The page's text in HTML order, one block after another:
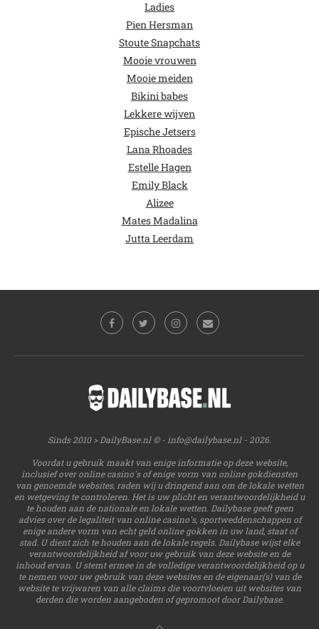
Ladies
Pien Hersman
Stoute Snapchats
Mooie vrouwen
Mooie meiden
Bikini babes
Lekkere wijven
Epische Jetsers
Lana Rhoades
Estelle Hagen
Emily Black
Alizee
Mates Madalina
Jutta Leerdam
Sinds 2010 > DailyBase.nl © - info@dailybase.nl- 2026.
Voordat u gebruik maakt van enige informatie op deze website,
inclusief over online casino's of enige vorm van online gokdiensten
van genoemde websites, raden wij u dringend aan om de lokale wetten
en wetgeving te controleren. Het is uw plicht en verantwoordelijkheid u
te houden aan de nationale en lokale wetten. Dailybase geeft geen
advies over de legaliteit van online casino's, sportweddenschappen of
enige andere vorm van echt geld online gokken in uw land, staat of
stad. U dient zich te houden aan de lokale regels. Dailybase wijst elke
verantwoordelijkheid af voor uw gebruik van deze website en de
inhoud ervan. U stemt ermee in de volledige verantwoordelijkheid op u
te nemen voor uw gebruik van deze websites en de eigenaar(s) van de
website te vrijwaren van alle claims die voortvloeien uit websites van
derden die worden aangeboden of gepromoot door Dailybase.